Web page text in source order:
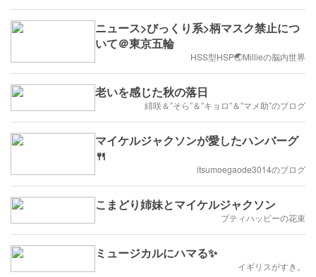
ニュース>びっくり系>柄マスク禁止につ
いて＠東京五輪
HSS型HSP🌏Millieの脳内世界
老いを感じた秋の落日
緋咲＆”そら”＆”キョロ”＆”マメ助”のブログ
マイケルジャクソンが愛したハンバーグ
🍴
itsumoegaode3014のブログ
こまどり姉妹とマイケルジャクソン
プティハッピーの花束
ミュージカルにハマる✨
イギリスがすき。